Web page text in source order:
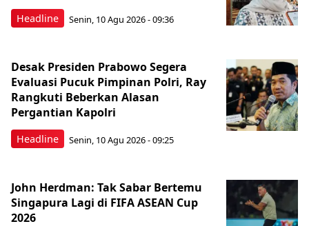
Headline Senin, 10 Agu 2026 - 09:36
Headline
Desak Presiden Prabowo Segera
Evaluasi Pucuk Pimpinan Polri, Ray
Rangkuti Beberkan Alasan
Pergantian Kapolri
Senin, 10 Agu 2026 - 09:25
John Herdman: Tak Sabar Bertemu
Singapura Lagi di FIFA ASEAN Cup
2026